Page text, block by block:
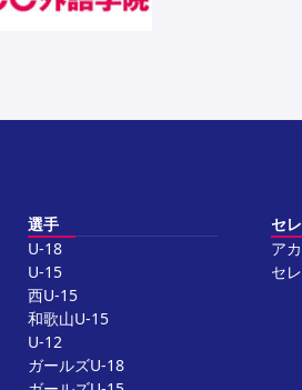
選手
U-18
U-15
西U-15
和歌山U-15
U-12
ガールズU-18
セ
ア
セ